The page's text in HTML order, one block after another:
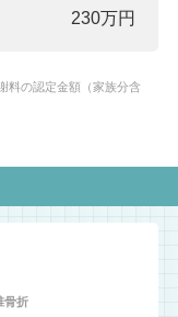
230万円
料の認定金額（家族分含
骨折